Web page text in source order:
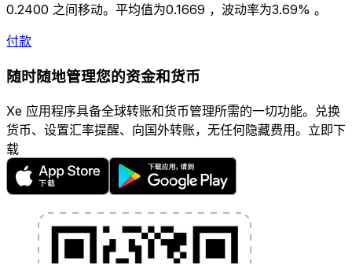
0.2400 之间移动。平均值为0.1669 ，波动率为3.69% 。
付款
随时随地管理您的资金和货币
Xe 应用程序具备全球转账和货币管理所需的一切功能。兑换
货币、设置汇率提醒、向国外转账，无任何隐藏费用。立即下
载